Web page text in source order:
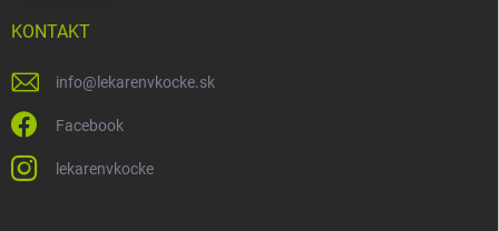
KONTAKT
info@ lekarenvkocke.sk
Facebook
lekarenvkocke